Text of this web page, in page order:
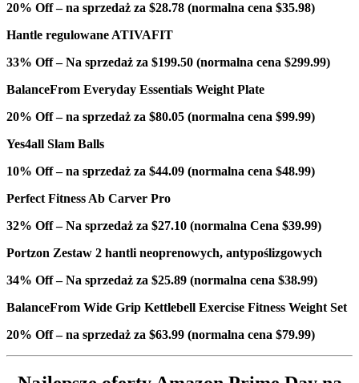
20% Off – na sprzedaż za $28.78 (normalna cena $35.98)
Hantle regulowane ATIVAFIT
33% Off – Na sprzedaż za $199.50 (normalna cena $299.99)
BalanceFrom Everyday Essentials Weight Plate
20% Off – na sprzedaż za $80.05 (normalna cena $99.99)
Yes4all Slam Balls
10% Off – na sprzedaż za $44.09 (normalna cena $48.99)
Perfect Fitness Ab Carver Pro
32% Off – Na sprzedaż za $27.10 (normalna Cena $39.99)
Portzon Zestaw 2 hantli neoprenowych, antypoślizgowych
34% Off – Na sprzedaż za $25.89 (normalna cena $38.99)
BalanceFrom Wide Grip Kettlebell Exercise Fitness Weight Set
20% Off – na sprzedaż za $63.99 (normalna cena $79.99)